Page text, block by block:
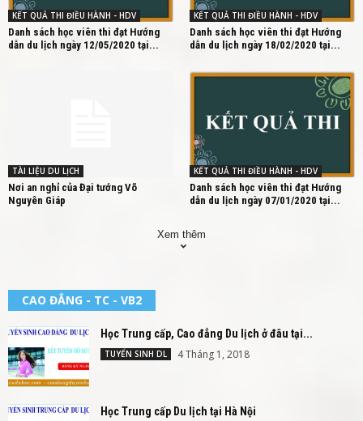
KẾT QUẢ THI ĐIỀU HÀNH - HDV
Danh sách học viên thi đạt Hướng
dẫn du lịch ngày 12/05/2020 tại...
KẾT QUẢ THI ĐIỀU HÀNH - HDV
Danh sách học viên thi đạt Hướng
dẫn du lịch ngày 18/02/2020 tại...
TÀI LIỆU DU LỊCH
Nơi an nghỉ của Đại tướng Võ
Nguyên Giáp
KẾT QUẢ THI ĐIỀU HÀNH - HDV
Danh sách học viên thi đạt Hướng
dẫn du lịch ngày 07/01/2020 tại...
Xem thêm
CAO ĐẲNG - TC - VB2
Học Trung cấp, Cao đẳng Du lịch ở đâu tại...
TUYỂN SINH DL 4 Tháng 1, 2018
Học Trung cấp Du lịch tại Hà Nội